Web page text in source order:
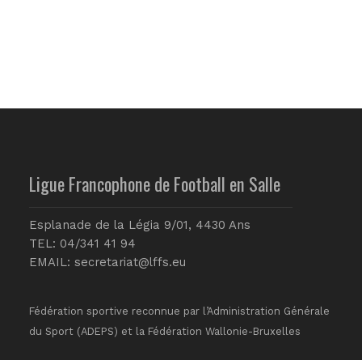
Ligue Francophone de Football en Salle
Esplanade de la Légia 9/01, 4430 Ans
TEL: 04/341 41 94
EMAIL: secretariat@lffs.eu
Fédération sportive reconnue par l’Administration Générale
du Sport (ADEPS) et la Fédération Wallonie-Bruxelles